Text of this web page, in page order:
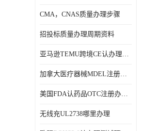
CMA，CNAS质量办理步骤
招投标质量办理周期资料
亚马逊TEMU跨境CE认办理流程周期
加拿大医疗器械MDEL注册办理资料周期
美国FDA认药品OTC注册办理周期时间
无线充UL2738哪里办理